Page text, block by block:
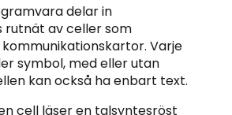
delar in
rutnät av celler som
Varje
symbol, med eller utan
kan också ha enbart text.
cell läser en talsyntesröst